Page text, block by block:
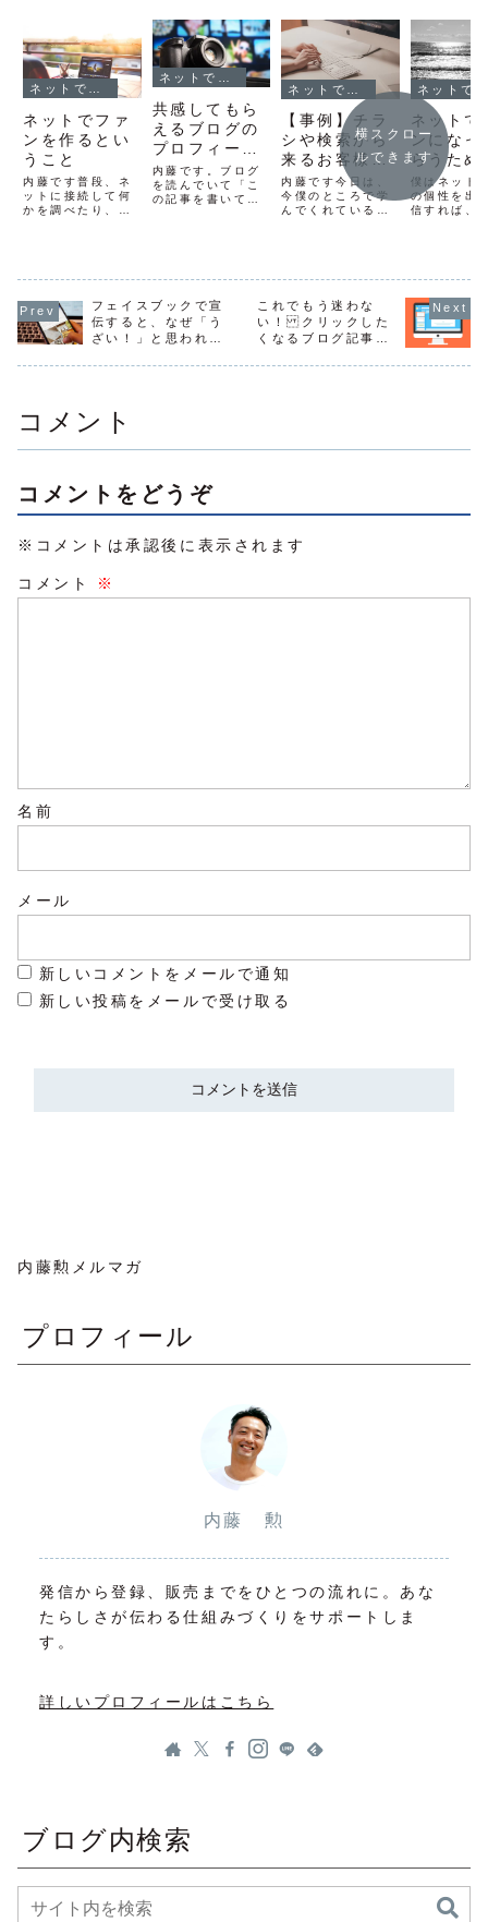
ネットでファ
ンを作るとい
うこと
内藤です普段、ネ
ットに接続して何
かを調べたり、
う大半の方はスマ
そして、スマホ利
用は年々増加して
います。総務省が
信白書からもわか
共感してもら
えるブログの
プロフィール
記事の書き方
内藤です。ブログ
を読んでいて「こ
の記事を書いてる
たいわけですが、
でも誰が書いてる
かということも気
にしています。そ
う、プロフィール
す。どんな人か
【事例】チラ
シや検索から
来るお客様
と、SNSから
来るお客様と
の大きな違い
内藤です今日は、
今僕のところで学
んでくれているま
れた雑誌の発売日
て特集されてるそ
うです。特集され
てる不思議なマシ
は、痛くないの
ネットで
ンになっ
らうため
稿すべき
のこと
僕はネット
の個性を出
信すれば、
作ることが
なってくる
ます。ただ
を出すだけ
く人柄や世
伝わるもの
のです。例
横スクロー
ルできます
フェイスブックで宣
伝すると、なぜ「う
ざい！」と思われて
これでもう迷わな
い！ クリックした
くなるブログ記事タ
コメント
コメントをどうぞ
※コメントは承認後に表示されます
コメント ※
名前
メール
新しいコメントをメールで通知
新しい投稿をメールで受け取る
内藤勲メルマガ
プロフィール
内藤 勲
発信から登録、販売までをひとつの流れに。あな
たらしさが伝わる仕組みづくりをサポートしま
す。
詳しいプロフィールはこちら
ブログ内検索